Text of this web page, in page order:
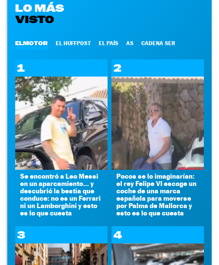
LO MÁS
VISTO
ELMOTOR EL HUFFPOST EL PAÍS AS CADENA SER
1
Se encontró a Leo Messi
en un aparcamiento... y
descubrió la bestia que
conduce: no es un Ferrari
ni un Lamborghini y esto
es lo que cuesta
2
Pocos se lo imaginarían:
el rey Felipe VI escoge un
coche de una marca
española para moverse
por Palma de Mallorca y
esto es lo que cuesta
3 4